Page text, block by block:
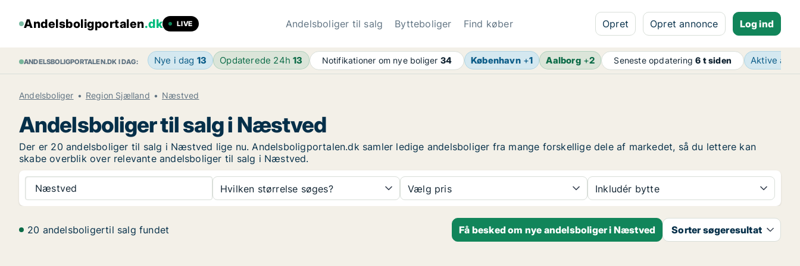
Andelsboligportalen.dk LIVE Andelsboliger til salg Bytteboliger Find køber Opret Opret annonce Log ind
ANDELSBOLIGPORTALEN.DK I DAG: Nye i dag 13 Opdaterede 24h13 Notifikationer om nye boliger 34 København+1 Aalborg+2 Seneste opdatering6 t siden Aktive
Andelsboliger Region Sjælland Næstved
Andelsboliger til salg i Næstved
Der er 20 andelsboliger til salg i Næstved lige nu. Andelsboligportalen.dk samler ledige andelsboliger fra mange forskellige dele af markedet, så du lettere kan
skabe overblik over relevante andelsboliger til salg i Næstved.
Næstved Hvilken størrelse søges? Vælg pris Inkludér bytte
20 andelsboligertil salg fundet Få besked om nye andelsboliger i Næstved Sorter søgeresultat